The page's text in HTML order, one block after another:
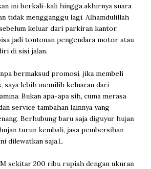
ini berkali-kali hingga akhirnya suara
tidak mengganggu lagi. Alhamdulillah
keluar dari parkiran kantor,
jadi tontonan pengendara motor atau
di sisi jalan.
bermaksud promosi, jika membeli
saya lebih memilih keluaran dari
Bukan apa-apa sih, cuma merasa
service tambahan lainnya yang
Berhubung baru saja diguyur hujan
turun kembali, jasa pembersihan
dilewatkan saja,L
sekitar 200 ribu rupiah dengan ukuran